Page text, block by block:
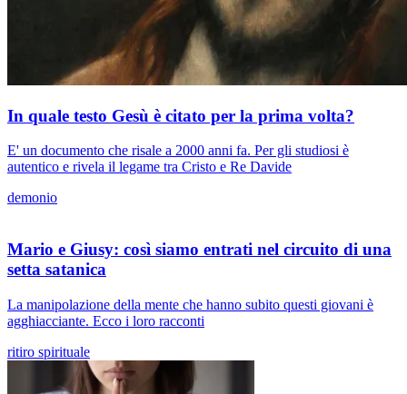
In quale testo Gesù è citato per la prima volta?
E' un documento che risale a 2000 anni fa. Per gli studiosi è
autentico e rivela il legame tra Cristo e Re Davide
demonio
Mario e Giusy: così siamo entrati nel circuito di una
setta satanica
La manipolazione della mente che hanno subito questi giovani è
agghiacciante. Ecco i loro racconti
ritiro spirituale